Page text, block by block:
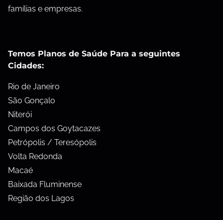
famílias e empresas.
Temos Planos de Saúde Para a seguintes
Cidades:
Rio de Janeiro
São Gonçalo
Niterói
Campos dos Goytacazes
Petrópolis / Teresópolis
Volta Redonda
Macaé
Baixada Fluminense
Região dos Lagos